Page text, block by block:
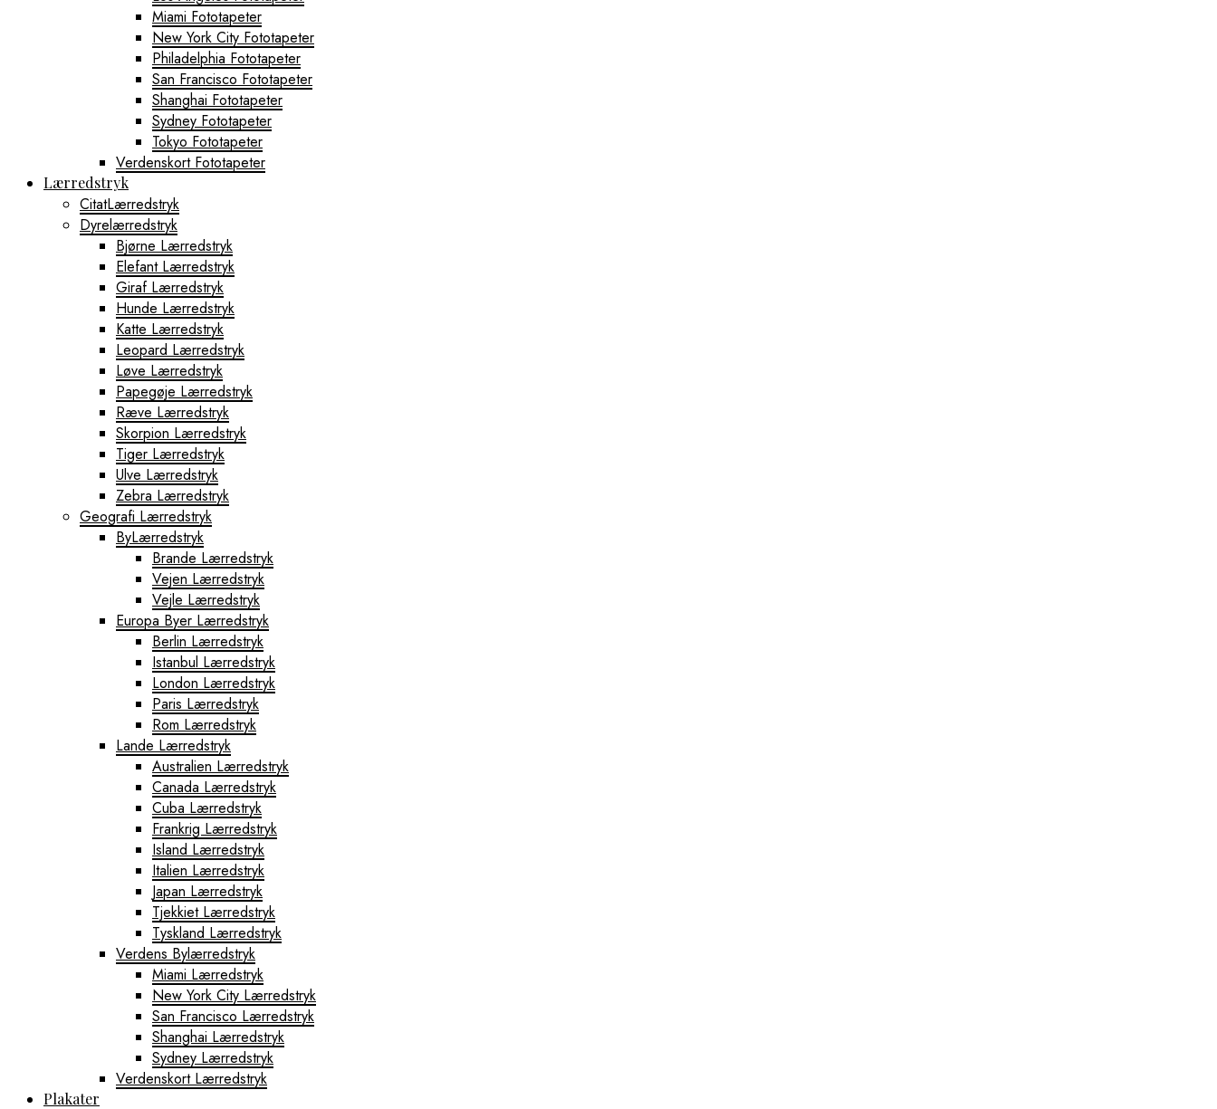
Miami Fototapeter
New York City Fototapeter
Philadelphia Fototapeter
San Francisco Fototapeter
Shanghai Fototapeter
Sydney Fototapeter
Tokyo Fototapeter
Verdenskort Fototapeter
Lærredstryk
CitatLærredstryk
Dyrelærredstryk
Bjørne Lærredstryk
Elefant Lærredstryk
Giraf Lærredstryk
Hunde Lærredstryk
Katte Lærredstryk
Leopard Lærredstryk
Løve Lærredstryk
Papegøje Lærredstryk
Ræve Lærredstryk
Skorpion Lærredstryk
Tiger Lærredstryk
Ulve Lærredstryk
Zebra Lærredstryk
Geografi Lærredstryk
ByLærredstryk
Brande Lærredstryk
Vejen Lærredstryk
Vejle Lærredstryk
Europa Byer Lærredstryk
Berlin Lærredstryk
Istanbul Lærredstryk
London Lærredstryk
Paris Lærredstryk
Rom Lærredstryk
Lande Lærredstryk
Australien Lærredstryk
Canada Lærredstryk
Cuba Lærredstryk
Frankrig Lærredstryk
Island Lærredstryk
Italien Lærredstryk
Japan Lærredstryk
Tjekkiet Lærredstryk
Tyskland Lærredstryk
Verdens Bylærredstryk
Miami Lærredstryk
New York City Lærredstryk
San Francisco Lærredstryk
Shanghai Lærredstryk
Sydney Lærredstryk
Verdenskort Lærredstryk
Plakater